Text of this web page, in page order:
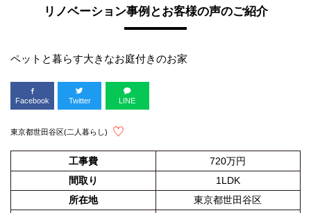
リノベーション事例とお客様の声のご紹介
ペットと暮らす大きなお庭付きのお家
Facebook Twitter LINE
東京都世田谷区(二人暮らし)
工事費
720万円
間取り
1LDK
所在地
東京都世田谷区